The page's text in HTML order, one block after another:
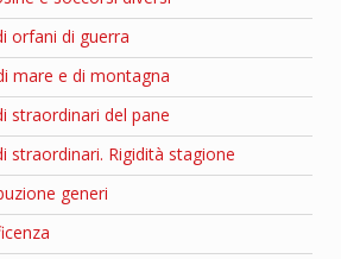
orfani di guerra
mare e di montagna
straordinari del pane
straordinari. Rigidità stagione
generi